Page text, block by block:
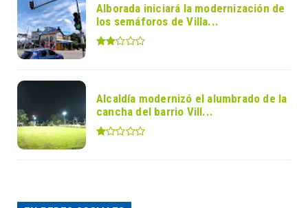
Alborada iniciará la modernización de
los semáforos de Villa...
Alcaldía modernizó el alumbrado de la
cancha del barrio Vill...